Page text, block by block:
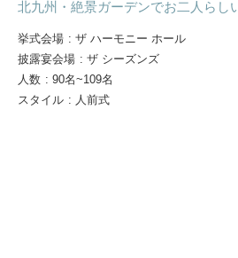
北九州・絶景ガーデンでお二人らし
挙式会場 : ザ ハーモニー ホール
披露宴会場 : ザ シーズンズ
人数 : 90名~109名
スタイル : 人前式